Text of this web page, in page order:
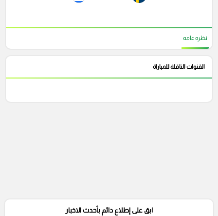
نظره عامه
القنوات الناقلة للمباراة
ابق على إطلاع دائم بأحدث الاخبار